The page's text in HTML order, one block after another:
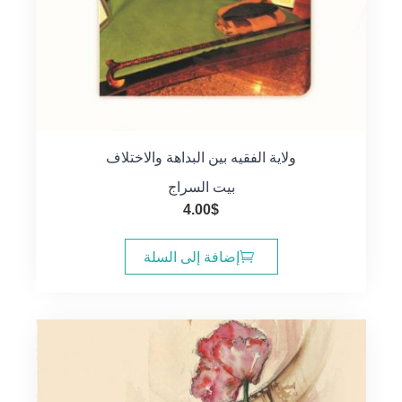
ولاية الفقيه بين البداهة والاختلاف
بيت السراج
4.00$
إضافة إلى السلة